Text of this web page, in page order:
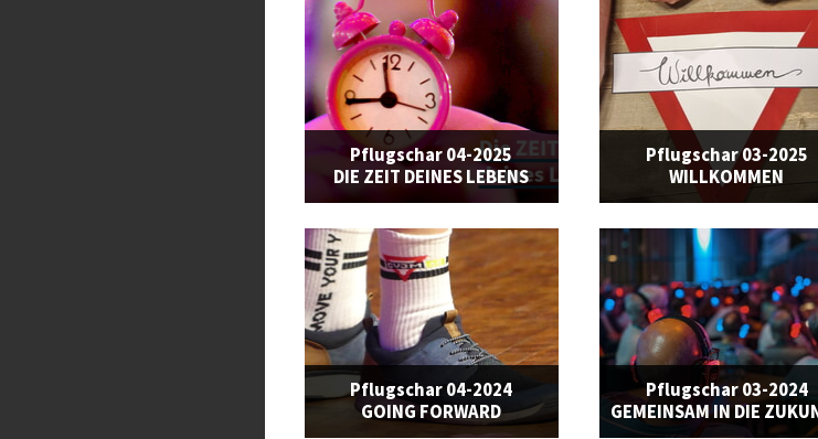
Pflugschar 04-2025
DIE ZEIT DEINES LEBENS
Pflugschar 03-2025
WILLKOMMEN
Pflugschar 04-2024
GOING FORWARD
Pflugschar 03-2024
GEMEINSAM IN DIE